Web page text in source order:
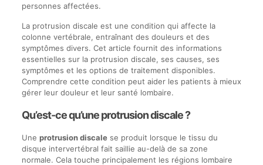
personnes affectées.
La protrusion discale est une condition qui affecte la
colonne vertébrale, entraînant des douleurs et des
symptômes divers. Cet article fournit des informations
essentielles sur la protrusion discale, ses causes, ses
symptômes et les options de traitement disponibles.
Comprendre cette condition peut aider les patients à mieux
gérer leur douleur et leur santé lombaire.
Qu’est-ce qu’une protrusion discale ?
Une protrusion discalese produit lorsque le tissu du
disque intervertébral fait saillie au-delà de sa zone
normale. Cela touche principalement les régions lombaire